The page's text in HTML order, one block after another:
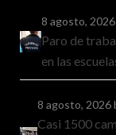
8 agosto,
Paro de
en las
8 agosto, 2026
Casi 1500